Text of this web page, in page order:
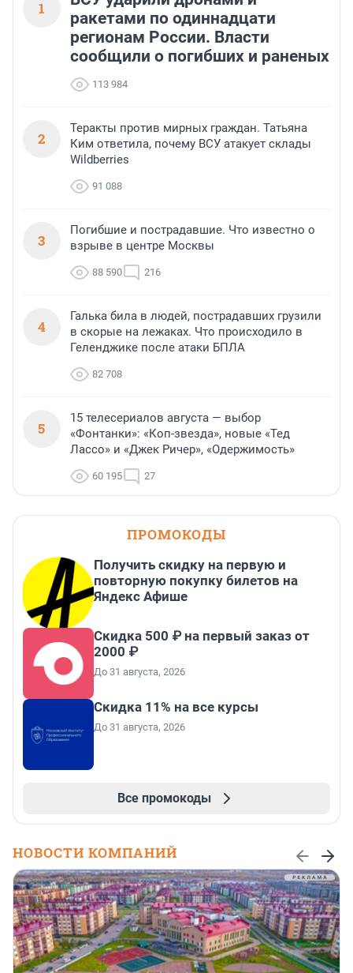
1
ракетами по одиннадцати
регионам России. Власти
сообщили о погибших и раненых
113 984
2
Теракты против мирных граждан. Татьяна
Ким ответила, почему ВСУ атакует склады
Wildberries
91 088
3
Погибшие и пострадавшие. Что известно о
взрыве в центре Москвы
88 590 216
4
Галька била в людей, пострадавших грузили
в скорые на лежаках. Что происходило в
Геленджике после атаки БПЛА
82 708
5
15 телесериалов августа — выбор
«Фонтанки»: «Коп-звезда», новые «Тед
Лассо» и «Джек Ричер», «Одержимость»
60 195 27
ПРОМОКОДЫ
Получить скидку на первую и
повторную покупку билетов на
Яндекс Афише
Скидка 500 ₽ на первый заказ от
2000 ₽
До 31 августа, 2026
Скидка 11% на все курсы
До 31 августа, 2026
Все промокоды
НОВОСТИ КОМПАНИЙ